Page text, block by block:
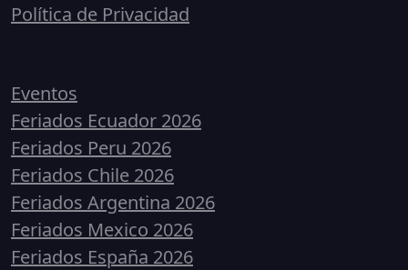
Política de Privacidad
Eventos
Feriados Ecuador 2026
Feriados Peru 2026
Feriados Chile 2026
Feriados Argentina 2026
Feriados Mexico 2026
Feriados España 2026